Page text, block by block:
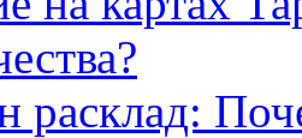
расклад: